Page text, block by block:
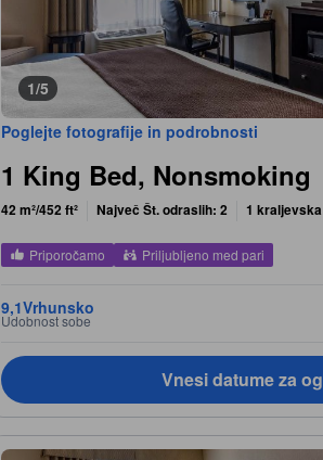
1/5
Poglejte fotografije in podrobnosti
1 King Bed, Nonsmoking
42 m²/452 ft² Največ Št. odraslih: 2 1
Priporočamo Priljubljeno med pari
9,1Vrhunsko
Udobnost sobe
Vnesi datume za